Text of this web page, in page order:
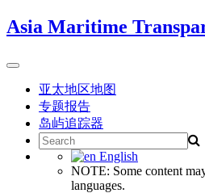
Skip
to
Asia Maritime
Toggle
navigation亚太地区地图
专题报告
岛屿追踪器
Search
for:
English
NOTE: Some content
languages.